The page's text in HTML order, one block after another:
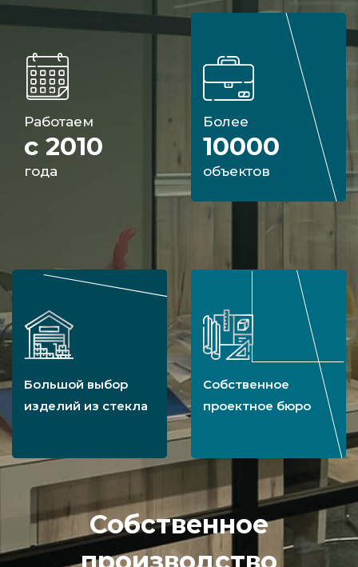
Работаем
с 2010
года
Более
10000
объектов
Большой выбор
изделий из стекла
Собственное
проектное бюро
Собственное